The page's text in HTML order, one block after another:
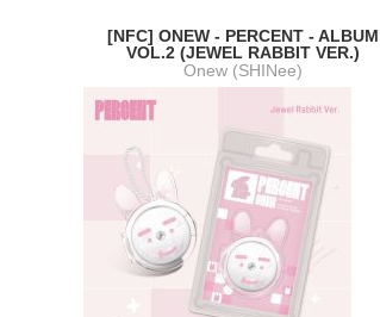
[NFC] ONEW - PERCENT - ALBUM
VOL.2 (JEWEL RABBIT VER.)
Onew (SHINee)